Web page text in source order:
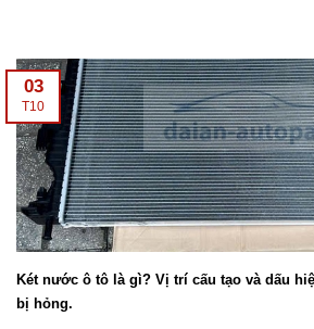
03
T10
Két nước ô tô là gì? Vị trí cấu tạo và dấu
bị hỏng.